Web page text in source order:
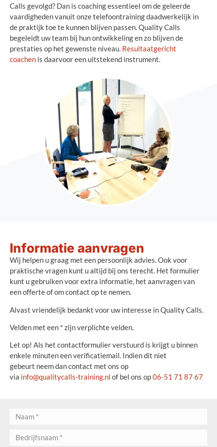
Calls gevolgd? Dan is coaching essentieel om de geleerde
vaardigheden vanuit onze telefoontraining daadwerkelijk in
de praktijk toe te kunnen blijven passen. Quality Calls
begeleidt uw team bij hun ontwikkeling en zo blijven de
prestaties op het gewenste niveau. Resultaatgericht
coachen is daarvoor een uitstekend instrument.
Informatie aanvragen
Wij helpen u graag met een persoonlijk advies. Ook voor
praktische vragen kunt u altijd bij ons terecht. Het formulier
kunt u gebruiken voor extra informatie, het aanvragen van
een offerte of om contact op te nemen.
Alvast vriendelijk bedankt voor uw interesse in Quality Calls.
Velden met een * zijn verplichte velden.
Let op! Als het contactformulier verstuurd is krijgt u binnen
enkele minuten een verificatiemail. Indien dit niet
gebeurt neem dan contact met ons op
via info@qualitycalls-training.nl of bel ons op06-51 71 87 67